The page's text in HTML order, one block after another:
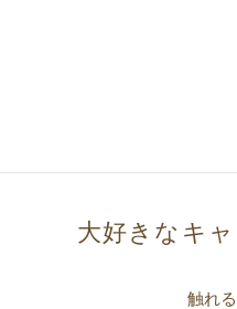
大好きな​キャ
触れ